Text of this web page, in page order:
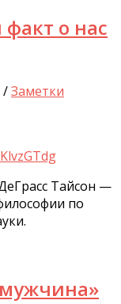
о нас
/Заметки
Тайсон —
по